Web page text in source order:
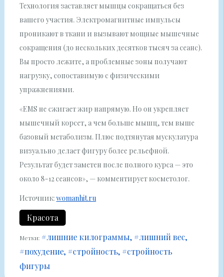
Технология заставляет мышцы сокращаться без
вашего участия. Электромагнитные импульсы
проникают в ткани и вызывают мощные мышечные
сокращения (до нескольких десятков тысяч за сеанс).
Вы просто лежите, а проблемные зоны получают
нагрузку, сопоставимую с физическими
упражнениями.
«EMS не сжигает жир напрямую. Но он укрепляет
мышечный корсет, а чем больше мышц, тем выше
базовый метаболизм. Плюс подтянутая мускулатура
визуально делает фигуру более рельефной.
Результат будет заметен после полного курса — это
около 8-12 сеансов», — комментирует косметолог.
Источник: womanhit.ru
Красота
Метки: #лишние килограммы #лишний вес
#похудение #стройность #стройность
фигуры